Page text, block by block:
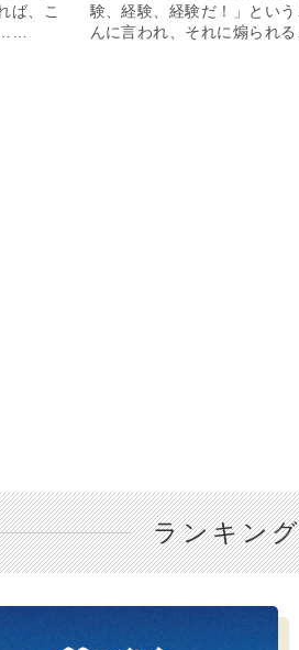
ば、こ
験、経験、経験だ！」とい
んに言われ、それに煽られ
ランキン